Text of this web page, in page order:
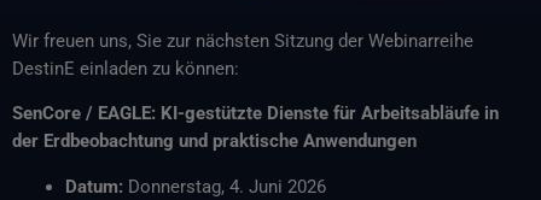
Wir freuen uns, Sie zur nächsten Sitzung der Webinarreihe
DestinE einladen zu können:
SenCore / EAGLE: KI-gestützte Dienste für Arbeitsabläufe in
der Erdbeobachtung und praktische Anwendungen
Datum: Donnerstag, 4. Juni 2026